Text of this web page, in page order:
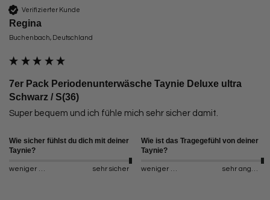
Verifizierter Kunde
Regina
Buchenbach, Deutschland
7er Pack Periodenunterwäsche Taynie Deluxe ultra
Schwarz / S(36)
Super bequem und ich fühle mich sehr sicher damit.
Wie sicher fühlst du dich mit deiner
Taynie?
weniger sicher sehr sicher
Wie ist das Tragegefühl von deiner
Taynie?
weniger angenehm sehr angenehm